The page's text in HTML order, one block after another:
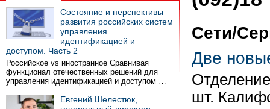
Состояние и перспективы
развития российских систем
управления
идентификацией и
доступом. Часть 2
Российское vs иностранное Сравнивая
функционал отечественных решений для
управления идентификацией и доступом …
Евгений Шелестюк,
Сети/
Две
шт.